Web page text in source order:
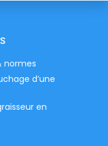
normes
d’une
en